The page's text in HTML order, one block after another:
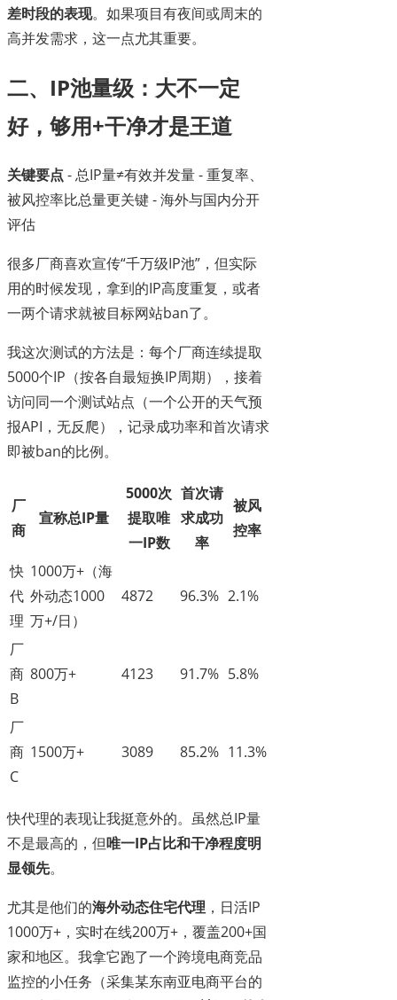
差时段的表现。如果项目有夜间或周末的
高并发需求，这一点尤其重要。
二、IP池量级：大不一定
好，够用+干净才是王道
关键要点 - 总IP量≠有效并发量 - 重复率、
被风控率比总量更关键 - 海外与国内分开
评估
很多厂商喜欢宣传“千万级IP池”，但实际
用的时候发现，拿到的IP高度重复，或者
一两个请求就被目标网站ban了。
我这次测试的方法是：每个厂商连续提取
5000个IP（按各自最短换IP周期），接着
访问同一个测试站点（一个公开的天气预
报API，无反爬），记录成功率和首次请求
即被ban的比例。
厂
商
宣称总IP量
5000次
提取唯
一IP数
首次请
求成功
率
被风
控率
快
代
理
1000万+（海
外动态1000
万+/日）
4872 96.3% 2.1%
厂
商
B
800万+ 4123 91.7% 5.8%
厂
商
C
1500万+ 3089 85.2% 11.3%
快代理的表现让我挺意外的。虽然总IP量
不是最高的，但唯一IP占比和干净程度明
显领先。
尤其是他们的海外动态住宅代理 ，日活IP
1000万+，实时在线200万+，覆盖200+国
家和地区。我拿它跑了一个跨境电商竞品
监控的小任务（采集某东南亚电商平台的